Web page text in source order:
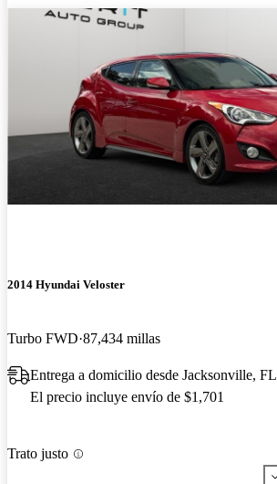
2014 Hyundai Veloster
Turbo FWD 87,434 millas
Entrega a domicilio desde Jacksonville, FL
El precio incluye envío de $1,701
Trato justo